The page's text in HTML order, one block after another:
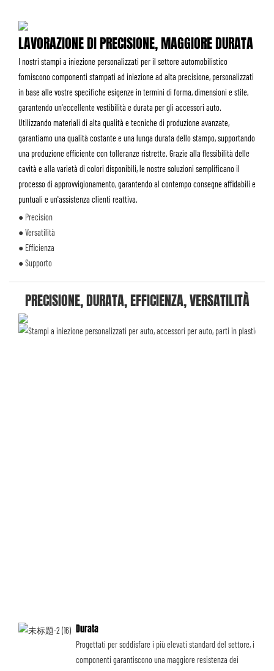
LAVORAZIONE DI PRECISIONE, MAGGIORE DURATA
I nostri stampi a iniezione personalizzati per il settore automobilistico
forniscono componenti stampati ad iniezione ad alta precisione, personalizzati
in base alle vostre specifiche esigenze in termini di forma, dimensioni e stile,
garantendo un'eccellente vestibilità e durata per gli accessori auto.
Utilizzando materiali di alta qualità e tecniche di produzione avanzate,
garantiamo una qualità costante e una lunga durata dello stampo, supportando
una produzione efficiente con tolleranze ristrette. Grazie alla flessibilità delle
cavità e alla varietà di colori disponibili, le nostre soluzioni semplificano il
processo di approvvigionamento, garantendo al contempo consegne affidabili e
puntuali e un'assistenza clienti reattiva.
● Precision
● Versatilità
● Efficienza
● Supporto
PRECISIONE, DURATA, EFFICIENZA, VERSATILITÀ
Durata
Progettati per soddisfare i più elevati standard del settore, i
componenti garantiscono una maggiore resistenza dei